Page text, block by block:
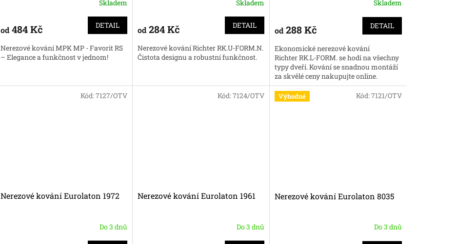
Skladem
od 484 Kč DETAIL
Nerezové kování MPK MP - Favorit RS
– Elegance a funkčnost v jednom!
Skladem
od284 Kč DETAIL
Nerezové kování Richter RK.U-FORM.N.
Čistota designu a robustní funkčnost.
Skladem
od288 Kč DETAIL
Ekonomické nerezové kování
Richter RK.L-FORM. se hodí na všechny
typy dveří. Kování se snadnou montáží
za skvělé ceny nakupujte online.
Nerezové kování Eurolaton 1972
Do 3 dnů
Kód:7127/OTV
Nerezové kování Eurolaton 1961
Do 3 dnů
Kód:7124/OTV Výhodné
Nerezové kování Eurolaton 8035
Do 3 dnů
Kód:7121/OTV